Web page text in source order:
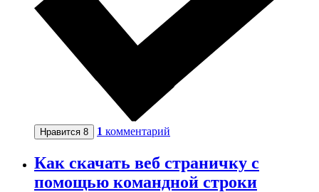
Нравится 8 1 комментарий
Как скачать веб страничку с
помощью командной строки